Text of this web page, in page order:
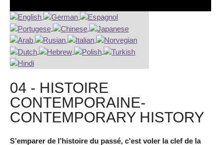
04 - HISTOIRE
CONTEMPORAINE-
CONTEMPORARY HISTORY
S’emparer de l’histoire du passé, c’est voler la clef de la